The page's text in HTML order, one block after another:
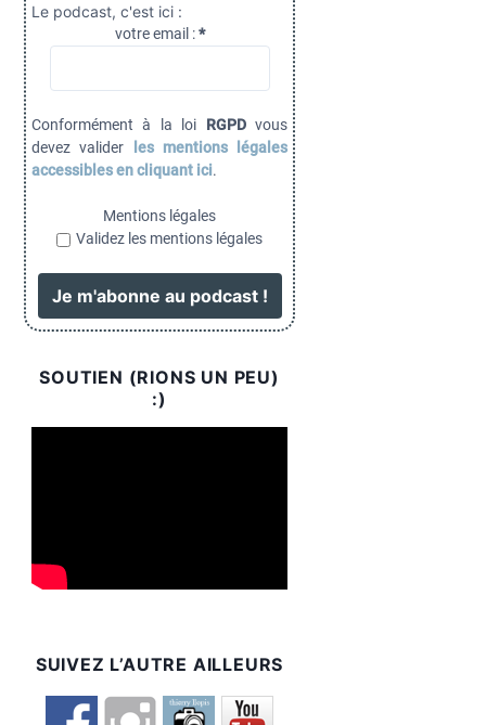
Le podcast, c'est ici :
votre email :*
Conformément à la loi RGPDvous
devez valider
les mentions légales
accessibles en cliquant ici.
Mentions légales
Validez les mentions légales
SOUTIEN (RIONS UN PEU)
:)
SUIVEZ L’AUTRE AILLEURS